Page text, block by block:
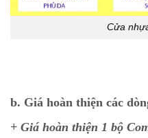
Cửa
b. Giá hoàn thiện các
+ Giá hoàn thiện 1 bộ